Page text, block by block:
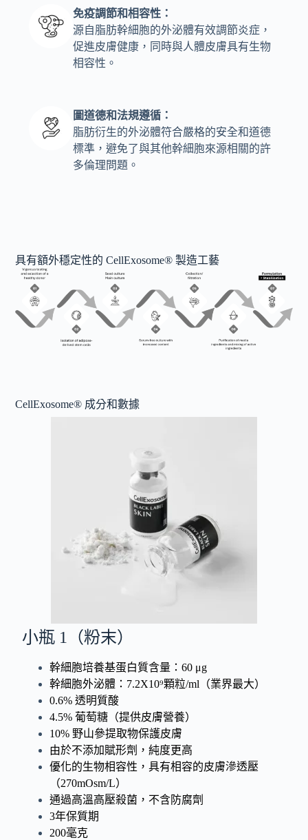
免疫調節和相容性：
源自脂肪幹細胞的外泌體有效調節炎症，
促進皮膚健康，同時與人體皮膚具有生物
相容性。
圖道德和法規遵循：
脂肪衍生的外泌體符合嚴格的安全和道德
標準，避免了與其他幹細胞來源相關的許
多倫理問題。
具有額外穩定性的 CellExosome® 製造工藝
CellExosome® 成分和數據
小瓶 1（粉末）
幹細胞培養基蛋白質含量：60 μg
幹細胞外泌體：7.2X10⁹顆粒/ml（業界最大）
0.6% 透明質酸
4.5% 葡萄糖（提供皮膚營養）
10% 野山參提取物保護皮膚
由於不添加賦形劑，純度更高
優化的生物相容性，具有相容的皮膚滲透壓
（270mOsm/L）
通過高溫高壓殺菌，不含防腐劑
3年保質期
200毫克